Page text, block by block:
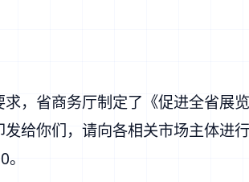
，省商务厅制定了《促进全省展
给你们，请向各相关市场主体进